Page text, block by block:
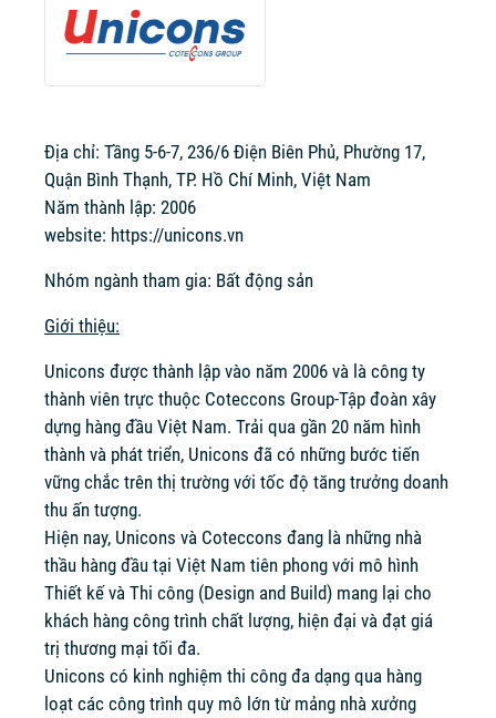
Địa chỉ: Tầng 5-6-7, 236/6 Điện Biên Phủ, Phường 17,
Quận Bình Thạnh, TP. Hồ Chí Minh, Việt Nam
Năm thành lập: 2006
website: https://unicons.vn
Nhóm ngành tham gia: Bất động sản
Giới thiệu:
Unicons được thành lập vào năm 2006 và là công ty
thành viên trực thuộc Coteccons Group-Tập đoàn xây
dựng hàng đầu Việt Nam. Trải qua gần 20 năm hình
thành và phát triển, Unicons đã có những bước tiến
vững chắc trên thị trường với tốc độ tăng trưởng doanh
thu ấn tượng.
Hiện nay, Unicons và Coteccons đang là những nhà
thầu hàng đầu tại Việt Nam tiên phong với mô hình
Thiết kế và Thi công (Design and Build) mang lại cho
khách hàng công trình chất lượng, hiện đại và đạt giá
trị thương mại tối đa.
Unicons có kinh nghiệm thi công đa dạng qua hàng
loạt các công trình quy mô lớn từ mảng nhà xưởng